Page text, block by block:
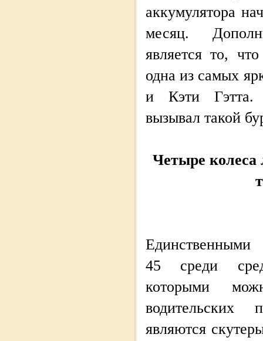
аккумулятора
месяц.
является то,
одна из самых
и Кэти Гэтта.
вызывал такой
Четыре
Единственными
45 среди
которыми
являются